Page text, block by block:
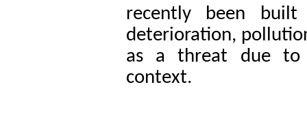
recently been
deterioration,
as a threat due to
context.